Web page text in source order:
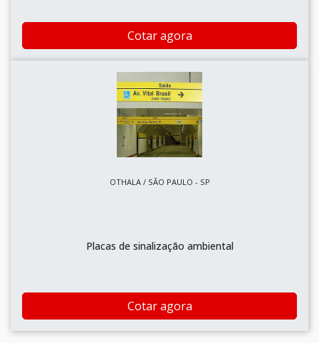
Cotar agora
OTHALA / SÃO PAULO - SP
Placas de sinalização ambiental
Cotar agora